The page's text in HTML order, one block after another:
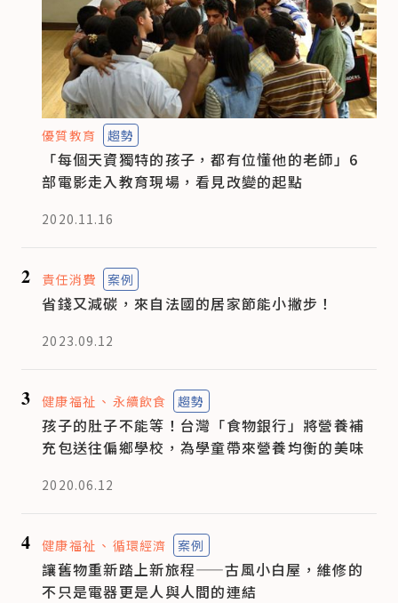
優質教育 趨勢
「每個天資獨特的孩子，都有位懂他的老師」6
部電影走入教育現場，看見改變的起點
2020.11.16
2 責任消費 案例
省錢又減碳，來自法國的居家節能小撇步！
2023.09.12
3 健康福祉 永續飲食 趨勢
孩子的肚子不能等！台灣「食物銀行」將營養補
充包送往偏鄉學校，為學童帶來營養均衡的美味
2020.06.12
4 健康福祉 循環經濟 案例
讓舊物重新踏上新旅程——古風小白屋，維修的
不只是電器更是人與人間的連結